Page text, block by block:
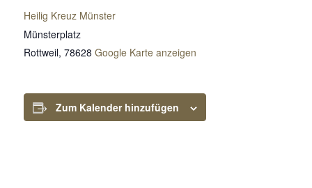
Heilig Kreuz Münster
Münsterplatz
Rottweil, 78628 Google Karte anzeigen
Zum Kalender hinzufügen